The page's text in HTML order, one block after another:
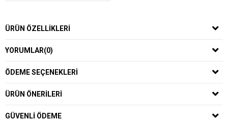
ÜRÜN ÖZELLIKLERI
YORUMLAR(0)
ÖDEME SEÇENEKLERI
ÜRÜN ÖNERILERI
GÜVENLI ÖDEME